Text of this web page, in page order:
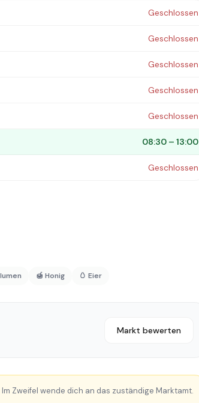
Geschlossen
Geschlossen
Geschlossen
Geschlossen
Geschlossen
08:30 – 13:00
Geschlossen
🍯 Honig 🥚 Eier
Markt bewerten
Zweifel wende dich an das zuständige Marktamt.